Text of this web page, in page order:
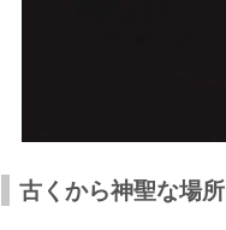
古くから神聖な場所